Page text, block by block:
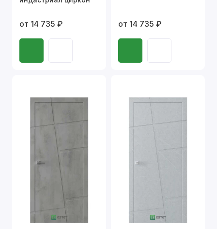
от 14 735 ₽ от 14 735 ₽